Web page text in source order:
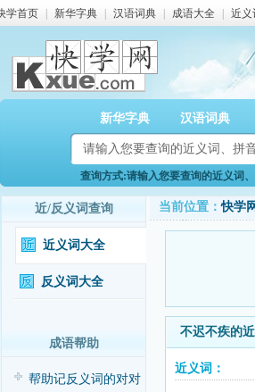
学首页 新华字典 汉语词典 成语大全 近义
新华字典 汉语词典
查询方式:请输入您要查询的近义词
近/反义词查询
近义词大全
反义词大全
成语帮助
帮助记反义词的对对
当前位置：快学
不迟不疾的
近义词：